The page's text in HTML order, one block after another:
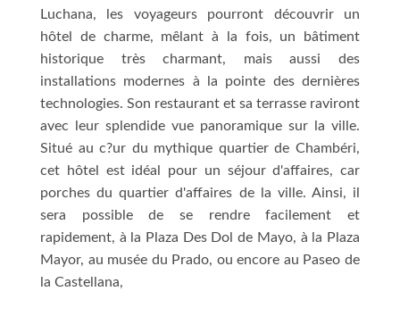
Luchana, les voyageurs pourront découvrir un
hôtel de charme, mêlant à la fois, un bâtiment
historique très charmant, mais aussi des
installations modernes à la pointe des dernières
technologies. Son restaurant et sa terrasse raviront
avec leur splendide vue panoramique sur la ville.
Situé au c?ur du mythique quartier de Chambéri,
cet hôtel est idéal pour un séjour d'affaires, car
porches du quartier d'affaires de la ville. Ainsi, il
sera possible de se rendre facilement et
rapidement, à la Plaza Des Dol de Mayo, à la Plaza
Mayor, au musée du Prado, ou encore au Paseo de
la Castellana,